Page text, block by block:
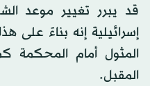
قد يبرر تغيير موعد
إسرائيلية إنه بناءً على
المثول أمام المحكمة
المقبل.